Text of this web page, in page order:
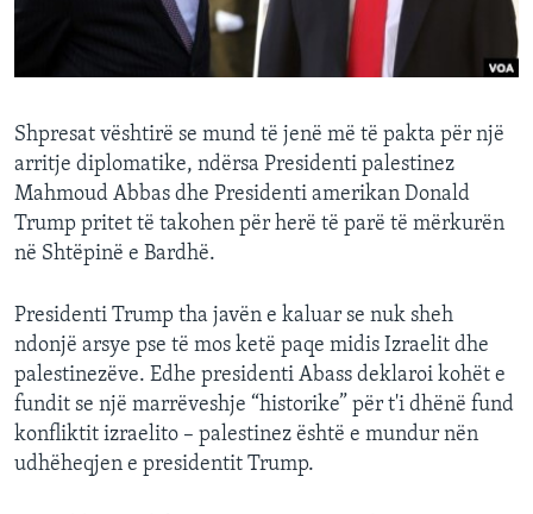
Shpresat vështirë se mund të jenë më të pakta për një
arritje diplomatike, ndërsa Presidenti palestinez
Mahmoud Abbas dhe Presidenti amerikan Donald
Trump pritet të takohen për herë të parë të mërkurën
në Shtëpinë e Bardhë.
Presidenti Trump tha javën e kaluar se nuk sheh
ndonjë arsye pse të mos ketë paqe midis Izraelit dhe
palestinezëve. Edhe presidenti Abass deklaroi kohët e
fundit se një marrëveshje “historike” për t'i dhënë fund
konfliktit izraelito – palestinez është e mundur nën
udhëheqjen e presidentit Trump.